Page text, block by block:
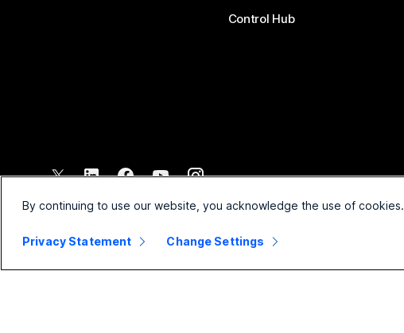
Control Hub
2026 Cisco și/sau afiliații săi. Toate drepturile rezervate.
By continuing to use our website, you acknowledge the use of cookies.
Privacy Statement Change Settings